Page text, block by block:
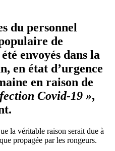
du personnel
de
envoyés dans la
, en état d’urgence
en raison de
Covid-19 »,
la véritable raison serait due à
propagée par les rongeurs.